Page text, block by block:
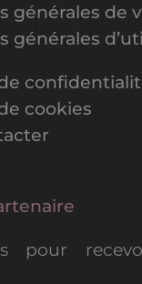
générales de
générales
cookies
pour